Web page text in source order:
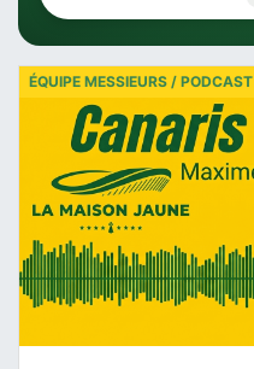
ÉQUIPE MESSIEURS / PODCAST